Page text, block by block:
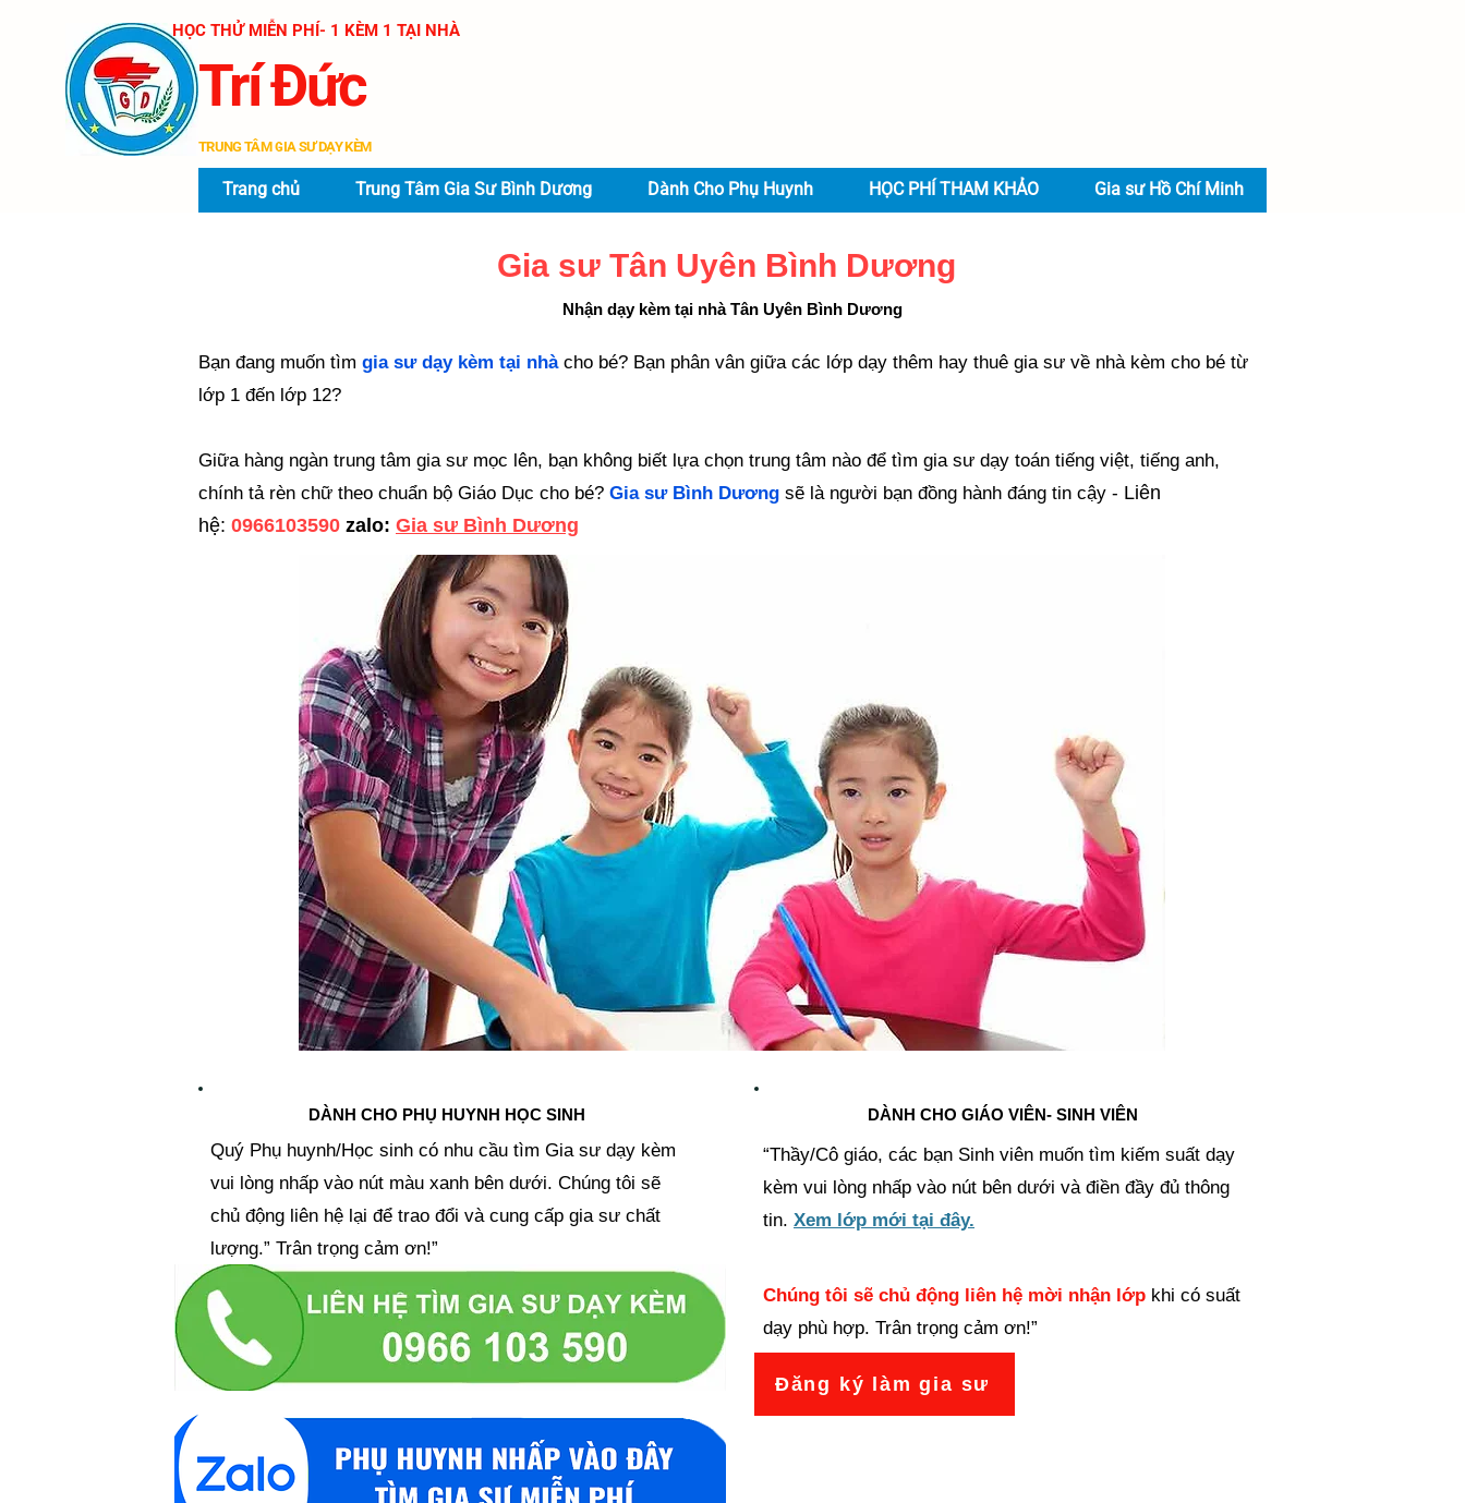
Trí Đức
TRUNG TÂM GIA SƯ DẠY KÈM
​HỌC THỬ MIỄN PHÍ- 1 KÈM 1 TẠI NHÀ
Trang chủ Trung Tâm Gia Sư Bình Dương Dành Cho Phụ Huynh HỌC PHÍ THAM KHẢO Gia sư Hồ Chí Minh
Gia sư Tân Uyên Bình Dương
​Nhận dạy kèm tại nhà Tân Uyên Bình Dương
Bạn đang muốn tìm gia sư dạy kèm tại nhàcho bé? Bạn phân vân giữa các lớp dạy thêm hay thuê gia sư về nhà kèm cho bé từ
lớp 1 đến lớp 12?
Giữa hàng ngàn trung tâm gia sư mọc lên, bạn không biết lựa chọn trung tâm nào để tìm gia sư dạy toán tiếng việt, tiếng anh,
chính tả rèn chữ theo chuẩn bộ Giáo Dục cho bé? Gia sư Bình Dương sẽ là người bạn đồng hành đáng tin cậy - Liên
hệ: 0966103590 zalo: Gia sư Bình Dương
Quý Phụ huynh/Học sinh có nhu cầu tìm Gia sư dạy kèm
vui lòng nhấp vào nút màu xanh bên dưới. Chúng tôi sẽ
chủ động liên hệ lại để trao đổi và cung cấp gia sư chất
lượng.” Trân trọng cảm ơn!”
DÀNH CHO PHỤ HUYNH HỌC SINH DÀNH CHO GIÁO VIÊN- SINH VIÊN
“Thầy/Cô giáo, các bạn Sinh viên muốn tìm kiếm suất dạy
kèm vui lòng nhấp vào nút bên dưới và điền đầy đủ thông
tin. Xem lớp mới tại đây.
Chúng tôi sẽ chủ động liên hệ mời nhận lớp khi có suất
dạy phù hợp. Trân trọng cảm ơn!”
Đăng ký làm gia sư